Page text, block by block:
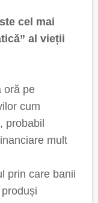
cel mai
al vieții
oră pe
cum
probabil
mult
prin care banii